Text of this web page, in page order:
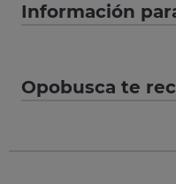
Información
Opobusca te